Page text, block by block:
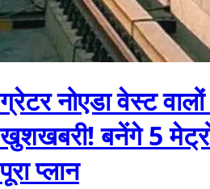
ग्रेटर नोएडा वेस्ट
खुशखबरी! बनेंगे 5
पूरा प्लान